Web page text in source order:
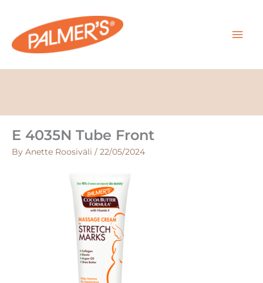
content
E 4035N Tube Front
By Anette Roosiväli / 22/05/2024